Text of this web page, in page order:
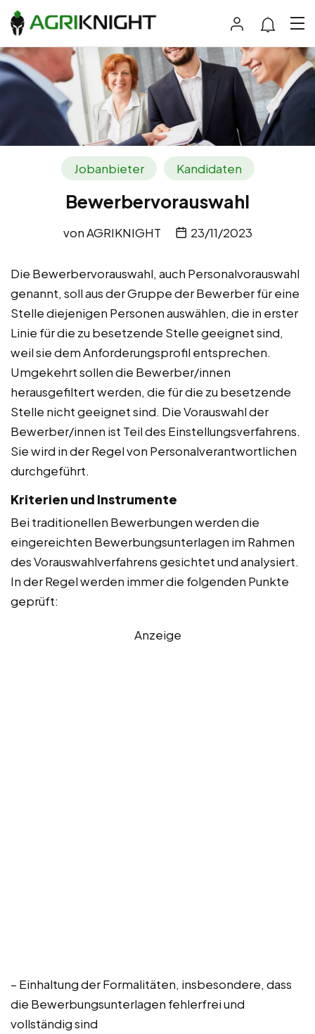
Jobanbieter Kandidaten
Bewerbervorauswahl
vonAGRIKNIGHT 23/11/2023
Die Bewerbervorauswahl, auch Personalvorauswahl
genannt, soll aus der Gruppe der Bewerber für eine
Stelle diejenigen Personen auswählen, die in erster
Linie für die zu besetzende Stelle geeignet sind,
weil sie dem Anforderungsprofil entsprechen.
Umgekehrt sollen die Bewerber/innen
herausgefiltert werden, die für die zu besetzende
Stelle nicht geeignet sind. Die Vorauswahl der
Bewerber/innen ist Teil des Einstellungsverfahrens.
Sie wird in der Regel von Personalverantwortlichen
durchgeführt.
Kriterien und Instrumente
Bei traditionellen Bewerbungen werden die
eingereichten Bewerbungsunterlagen im Rahmen
des Vorauswahlverfahrens gesichtet und analysiert.
In der Regel werden immer die folgenden Punkte
geprüft:
Anzeige
– Einhaltung der Formalitäten, insbesondere, dass
die Bewerbungsunterlagen fehlerfrei und
vollständig sind